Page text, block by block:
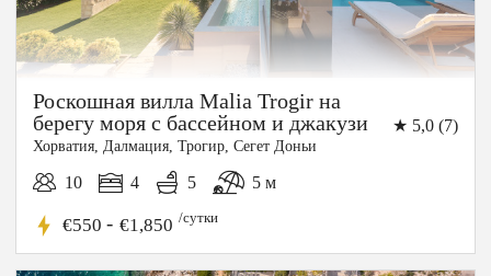
Роскошная вилла Malia Trogir на
берегу моря с бассейном и джакузи
★ 5,0 (7)
Хорватия, Далмация, Трогир, Сегет Доньи
10 4 5 5 м
€550 - €1,850 /сутки